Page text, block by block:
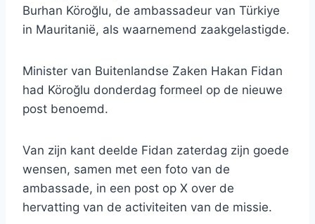
Burhan Köroğlu, de ambassadeur van Türkiye
in Mauritanië, als waarnemend zaakgelastigde.
Minister van Buitenlandse Zaken Hakan Fidan
had Köroğlu donderdag formeel op de nieuwe
post benoemd.
Van zijn kant deelde Fidan zaterdag zijn goede
wensen, samen met een foto van de
ambassade, in een post op X over de
hervatting van de activiteiten van de missie.